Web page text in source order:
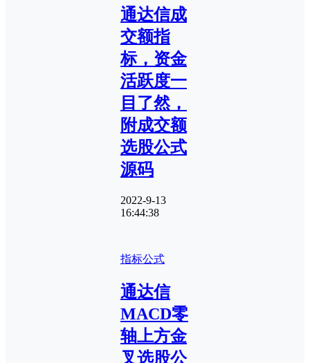
通达信成
交额指
标，资金
活跃度一
目了然，
附成交额
选股公式
源码
2022-9-13
16:44:38
指标公式
通达信
MACD零
轴上方金
叉选股公